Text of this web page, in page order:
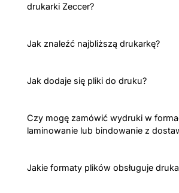
drukarki Zeccer?
Jak znaleźć najbliższą drukarkę?
Jak dodaje się pliki do druku?
Czy mogę zamówić wydruki w
laminowanie lub bindowanie z
Jakie formaty plików obsługuje